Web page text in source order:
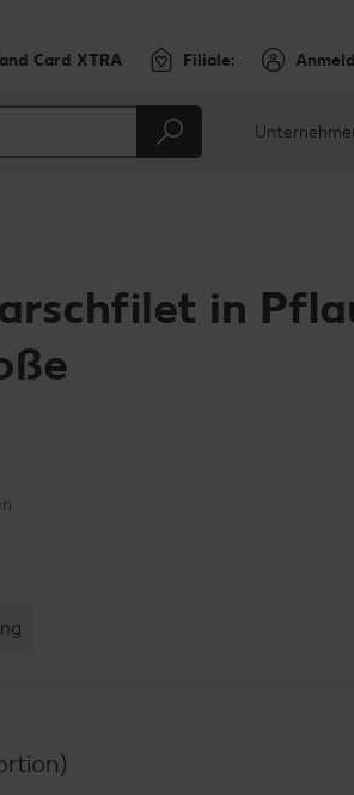
Card XTRA Filiale:
in
teilenteilen